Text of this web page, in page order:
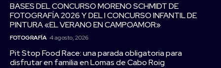
BASES DEL CONCURSO MORENO SCHMIDT DE
FOTOGRAFÍA 2026 Y DEL I CONCURSO INFANTIL DE
PINTURA «EL VERANO EN CAMPOAMOR»
FOTOGRAFÍA 4 agosto, 2026
Pit Stop Food Race: una parada obligatoria para
disfrutar en familia en Lomas de Cabo Roig